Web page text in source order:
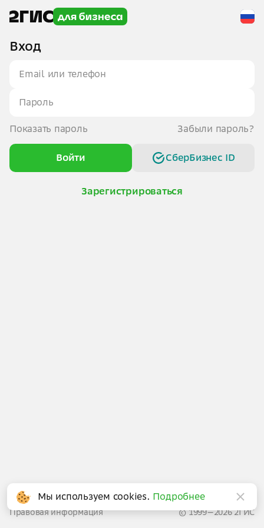
Вход
Показать пароль Забыли пароль?
Войти СберБизнес ID
Зарегистрироваться
Написать в поддержку
Правовая информация
© 1999—2026 2ГИС
Мы используем cookies. Подробнее